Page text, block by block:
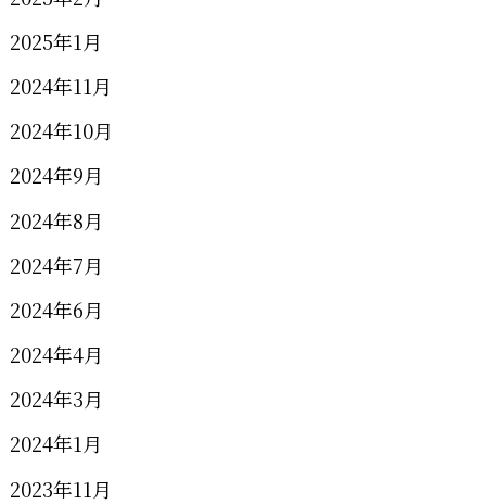
2025年1月
2024年11月
2024年10月
2024年9月
2024年8月
2024年7月
2024年6月
2024年4月
2024年3月
2024年1月
2023年11月